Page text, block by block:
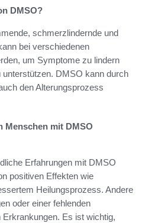
DMSO?
schmerzlindernde und
bei verschiedenen
um Symptome zu lindern
DMSO kann durch
den Alterungsprozess
Menschen mit DMSO
Erfahrungen mit DMSO
positiven Effekten wie
Heilungsprozess. Andere
oder einer fehlenden
Es ist wichtig,